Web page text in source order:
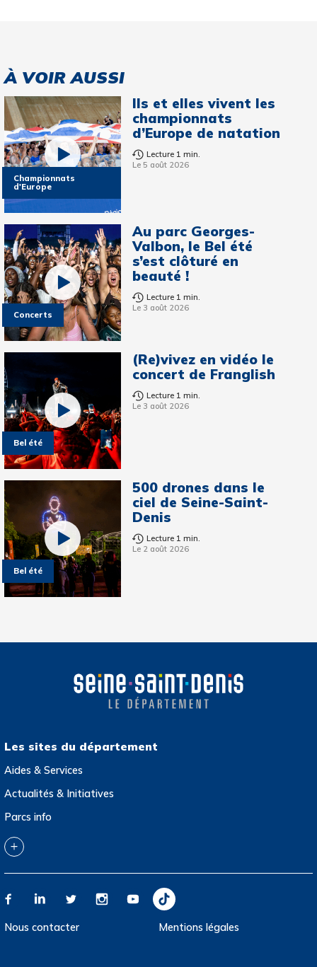
À VOIR AUSSI
Championnats
d'Europe
Ils et elles vivent les
championnats
d’Europe de natation
Lecture 1 min.
Le 5 août 2026
Concerts
Au parc Georges-
Valbon, le Bel été
s’est clôturé en
beauté !
Lecture 1 min.
Le 3 août 2026
Bel été
(Re)vivez en vidéo le
concert de Franglish
Lecture 1 min.
Le 3 août 2026
Bel été
500 drones dans le
ciel de Seine-Saint-
Denis
Lecture 1 min.
Le 2 août 2026
Les sites du département
Aides & Services
Actualités & Initiatives
Parcs info
Collection départementale d’art contemporain
Atlas de l’architecture et du patrimoine
Jeux olympiques et paralympiques de Paris 2024
Multitude, Biennale interculturelle
Nous contacter Mentions légales